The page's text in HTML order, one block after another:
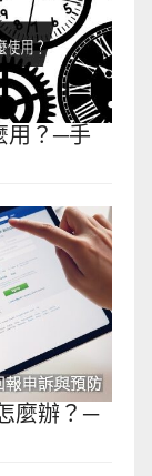
用？─手
麼辦？─